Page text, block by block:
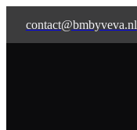
contact@bmbyveva.nl